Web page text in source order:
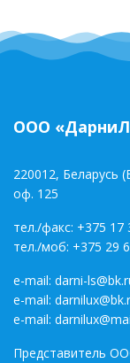
ООО
220012, Беларусь
оф. 125
тел./факс: +375 17
тел./моб: +375 29
e-mail: darni-
e-mail:
e-mail:
Представитель